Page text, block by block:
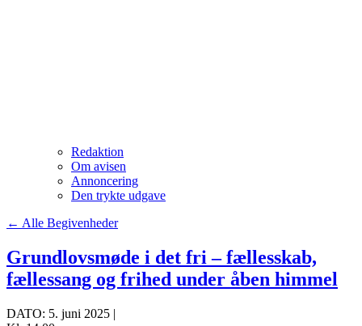
Redaktion
Om avisen
Annoncering
Den trykte udgave
← Alle Begivenheder
Grundlovsmøde i det fri – fællesskab,
fællessang og frihed under åben himmel
DATO: 5. juni 2025 |